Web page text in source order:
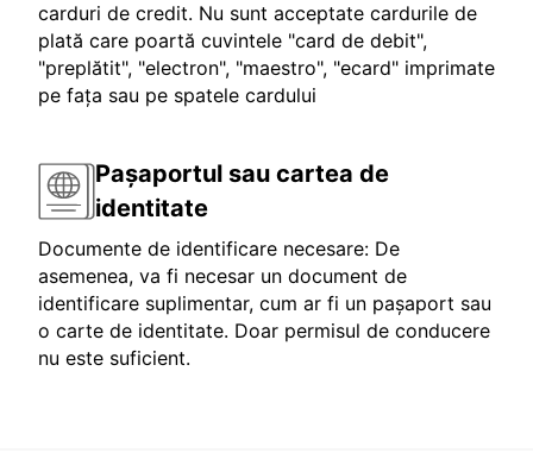
carduri de credit. Nu sunt acceptate cardurile de
plată care poartă cuvintele "card de debit",
"preplătit", "electron", "maestro", "ecard" imprimate
pe fața sau pe spatele cardului
Pașaportul sau cartea de
identitate
Documente de identificare necesare: De
asemenea, va fi necesar un document de
identificare suplimentar, cum ar fi un pașaport sau
o carte de identitate. Doar permisul de conducere
nu este suficient.